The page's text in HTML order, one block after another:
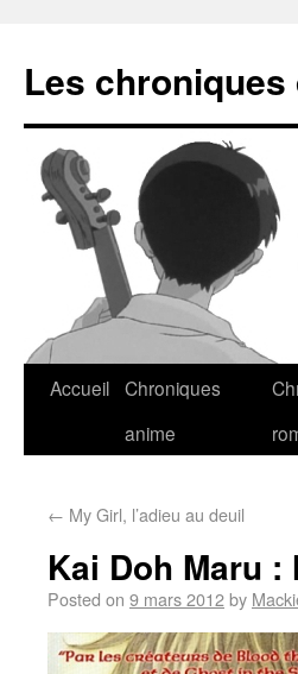
Les
Accueil Chroniques
anime
← My Girl, l’adieu au deuil
Kai Doh Maru
Posted on 9 mars 2012by